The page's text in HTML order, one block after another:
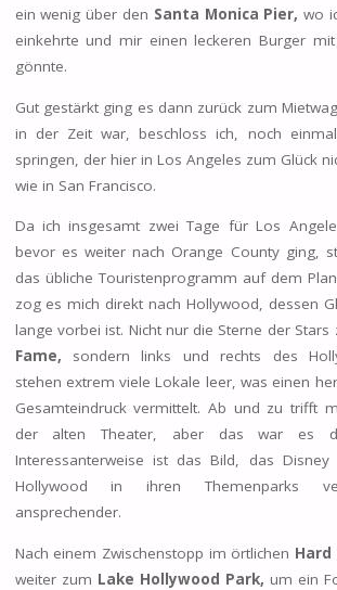
ein wenig über den Santa Monica Pier, wo
einkehrte und mir einen leckeren Burger
gönnte.
Gut gestärkt ging es dann zurück zum
in der Zeit war, beschloss ich, noch
springen, der hier in Los Angeles zum Glück
wie in San Francisco.
Da ich insgesamt zwei Tage für Los
bevor es weiter nach Orange County ging,
das übliche Touristenprogramm auf dem
zog es mich direkt nach Hollywood, dessen
lange vorbei ist. Nicht nur die Sterne der
Fame, sondern links und rechts des
stehen extrem viele Lokale leer, was einen
Gesamteindruck vermittelt. Ab und zu trifft
der alten Theater, aber das war es
Interessanterweise ist das Bild, das
Hollywood in ihren Themenparks
ansprechender.
Nach einem Zwischenstopp im örtlichen Hard
weiter zum Lake Hollywood Park, um ein